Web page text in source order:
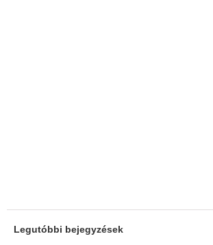
Legutóbbi bejegyzések